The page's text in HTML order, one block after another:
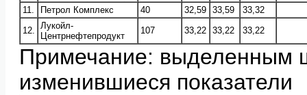
11.
Петрол Комплекс 40 32,59 33,59
33,32
12.
Лукойл-
Центрнефтепродукт
107 33,22 33,22 33,22
Примечание: выделенным
изменившиеся показатели